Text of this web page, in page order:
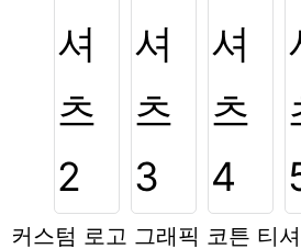
커스텀 로고 그래픽 코튼 티